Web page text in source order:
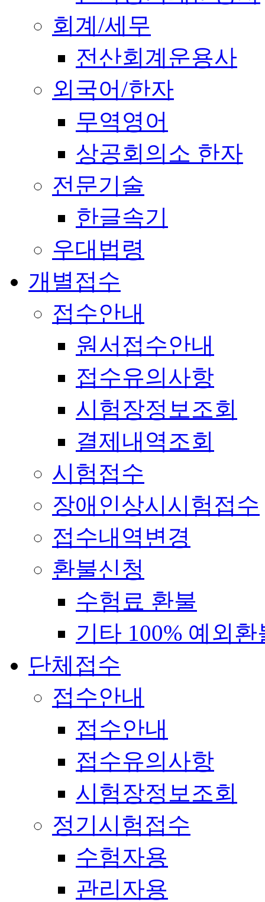
회계/세무
전산회계운용사
외국어/한자
무역영어
상공회의소 한자
전문기술
한글속기
우대법령
개별접수
접수안내
원서접수안내
접수유의사항
시험장정보조회
결제내역조회
시험접수
장애인상시시험접수
접수내역변경
환불신청
수험료 환불
기타 100% 예외환
단체접수
접수안내
접수안내
접수유의사항
시험장정보조회
정기시험접수
수험자용
관리자용